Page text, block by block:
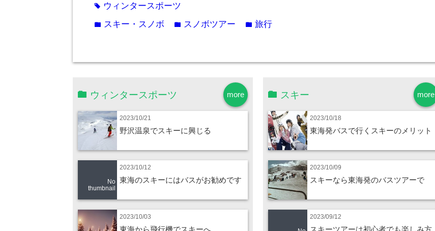
tag ウィンタースポーツ
folder スキー・スノボ folder スノボツアー folder 旅行
more
ウィンタースポーツ
2023/10/21
野沢温泉でスキーに興じる
No
thumbnail
2023/10/12
東海のスキーにはバスがお勧めです
2023/10/03
東海から飛行機でスキーへ
more
スキー
2023/10/18
東海発バスで行くスキーのメリット
2023/10/09
スキーなら東海発のバスツアーで
2023/09/12
スキーツアーは初心者でも楽しみ方